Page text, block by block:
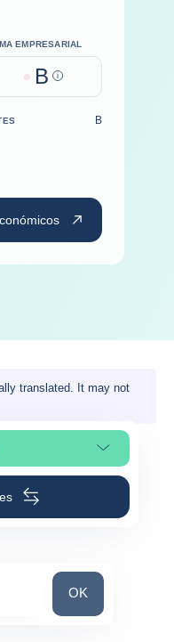
EMPRESARIAL
B Help
B
translated. It may not
la sección de la página
Busca por país
OK